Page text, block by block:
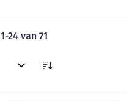
1-24van 71